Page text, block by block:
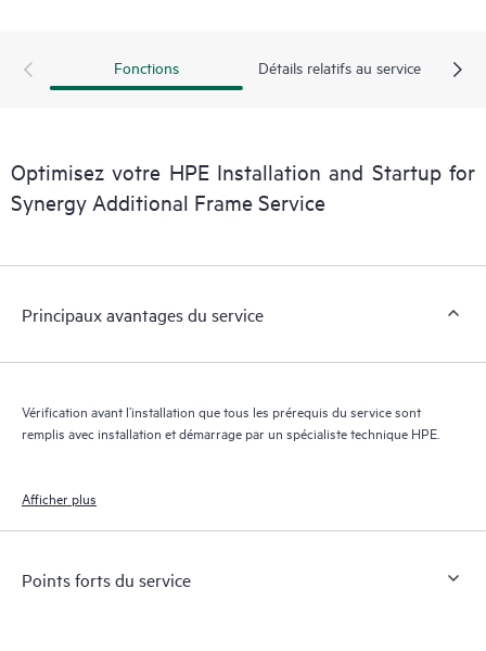
Fonctions Détails relatifs au service
Optimisez votre HPE Installation and Startup for
Synergy Additional Frame Service
Principaux avantages du service
Vérification avant l’installation que tous les prérequis du service sont
remplis avec installation et démarrage par un spécialiste technique HPE.
Afficher plus
Points forts du service